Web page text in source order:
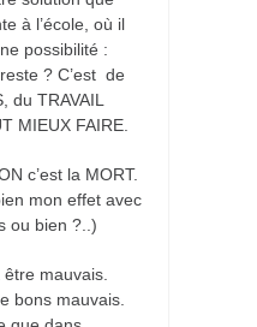
à l’école, où il
possibilité :
? C’est de
du TRAVAIL
MIEUX FAIRE.
c’est la MORT.
mon effet avec
ou bien ?..)
mauvais.
bons mauvais.